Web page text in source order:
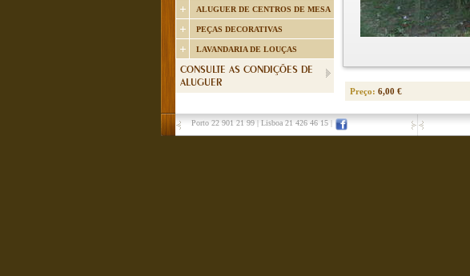
ALUGUER DE CENTROS DE MESA
PEÇAS DECORATIVAS
LAVANDARIA DE LOUÇAS
CONSULTE AS CONDIÇÕES DE
ALUGUER
Preço: 6,00 €
Porto 22 901 21 99 Lisboa 21 426 46 15